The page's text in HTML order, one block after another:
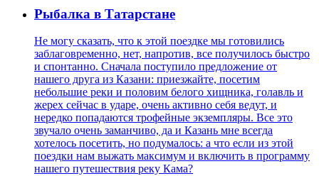
Рыбалка в Татарстане
Не могу сказать, что к этой поездке мы готовились
заблаговременно, нет, напротив, все получилось быстро
и спонтанно. Сначала поступило предложение от
нашего друга из Казани: приезжайте, посетим
небольшие реки и половим белого хищника, голавль и
жерех сейчас в ударе, очень активно себя ведут, и
нередко попадаются трофейные экземпляры. Все это
звучало очень заманчиво, да и Казань мне всегда
хотелось посетить, но подумалось: а что если из этой
поездки нам выжать максимум и включить в программу
нашего путешествия реку Кама?